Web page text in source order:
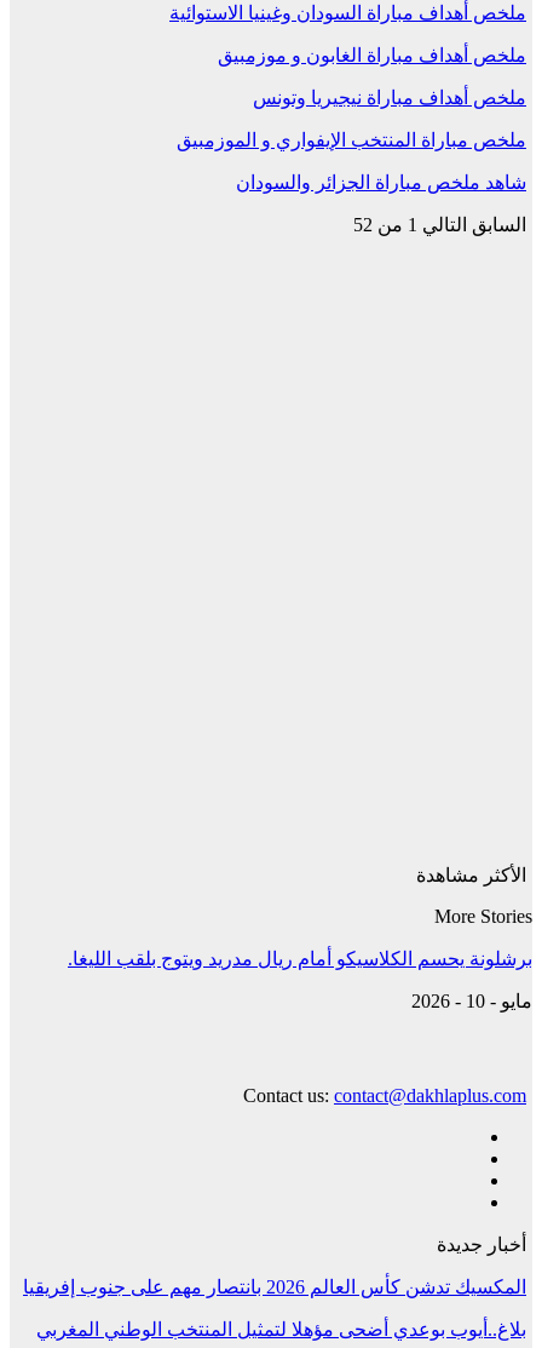
ملخص أهداف مباراة السودان وغينيا الاستوائية
ملخص أهداف مباراة الغابون و موزمبيق
ملخص أهداف مباراة نيجيريا وتونس
ملخص مباراة المنتخب الإيفواري و الموزمبيق
شاهد ملخص مباراة الجزائر والسودان
السابق التالي 1 من 52
الأكثر مشاهدة
More Stories
برشلونة يحسم الكلاسيكو أمام ريال مدريد ويتوج بلقب الليغا.
مايو - 10 - 2026
Contact us: contact@dakhlaplus.com
أخبار جديدة
المكسيك تدشن كأس العالم 2026 بانتصار مهم على جنوب إفريقيا
بلاغ..أيوب بوعدي أضحى مؤهلا لتمثيل المنتخب الوطني المغربي